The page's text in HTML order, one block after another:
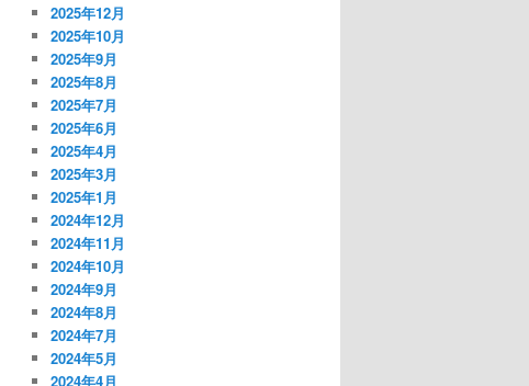
2025年12月
2025年10月
2025年9月
2025年8月
2025年7月
2025年6月
2025年4月
2025年3月
2025年1月
2024年12月
2024年11月
2024年10月
2024年9月
2024年8月
2024年7月
2024年5月
2024年4月